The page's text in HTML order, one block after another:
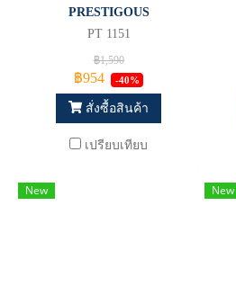
PRESTIGOUS
PT 1151
฿1,590
฿954 -40%
สั่งซื้อสินค้า
เปรียบเทียบ
New New